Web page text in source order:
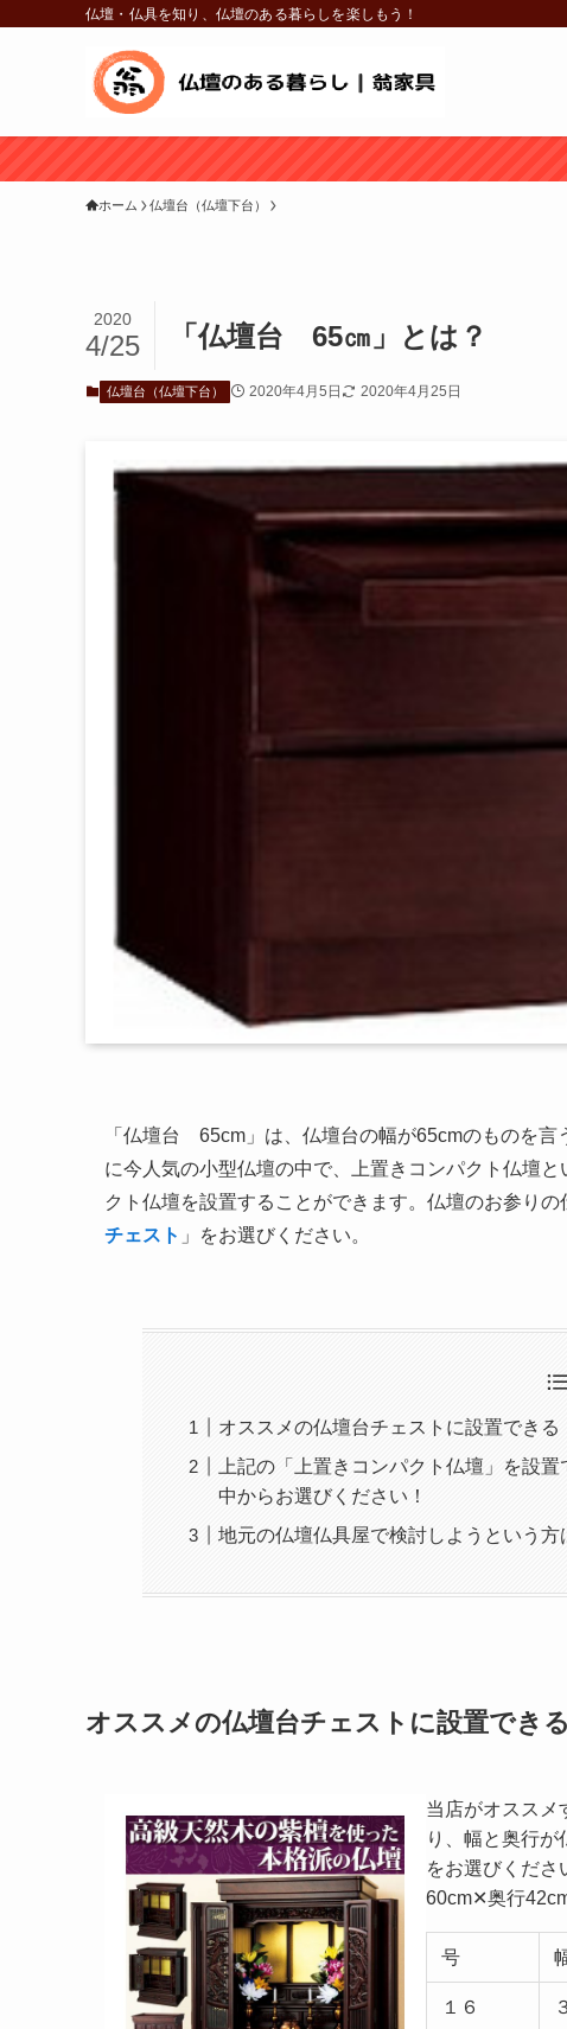
仏壇・仏具を知り、仏壇のある暮らしを楽しもう！
ホーム 仏壇台（仏壇下台）
「仏壇台 65㎝」とは？
2020
4/25
仏壇台（仏壇下台） 2020年4月5日 2020年4月25日
「仏壇台 65cm」は、仏壇台の幅が65cmのものを
に今人気の小型仏壇の中で、上置きコンパクト仏壇
クト仏壇を設置することができます。仏壇のお参り
チェスト 」をお選びください。
オススメの仏壇台チェストに設置でき
上記の「上置きコンパクト仏壇」を設
中からお選びください！
地元の仏壇仏具屋で検討しようという
オススメの仏壇台チェストに設置でき
当店がオススメ
り、幅と奥行が
をお選びくだ
60cm✕奥行
号
１６